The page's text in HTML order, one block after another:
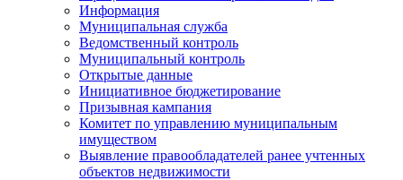
Информация
Муниципальная служба
Ведомственный контроль
Муниципальный контроль
Открытые данные
Инициативное бюджетирование
Призывная кампания
Комитет по управлению муниципальным
имуществом
Выявление правообладателей ранее учтенных
объектов недвижимости